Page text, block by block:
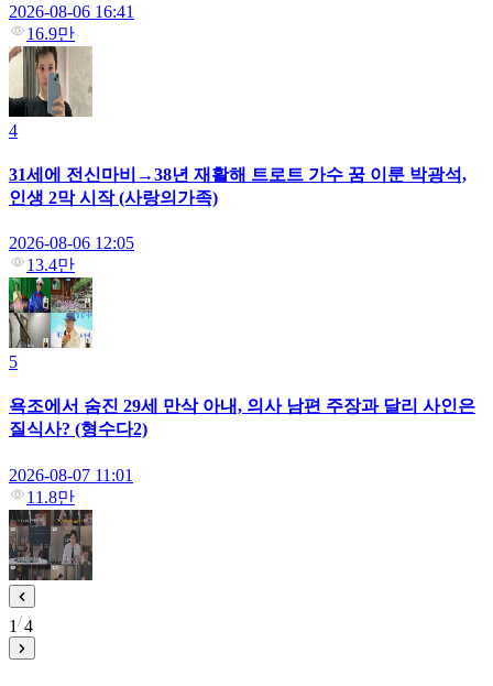
2026-08-06 16:41
16.9만
4
31세에 전신마비→38년 재활해 트로트 가수 꿈 이룬 박광석,
인생 2막 시작 (사랑의가족)
2026-08-06 12:05
13.4만
5
욕조에서 숨진 29세 만삭 아내, 의사 남편 주장과 달리 사인은
질식사? (형수다2)
2026-08-07 11:01
11.8만
1 4